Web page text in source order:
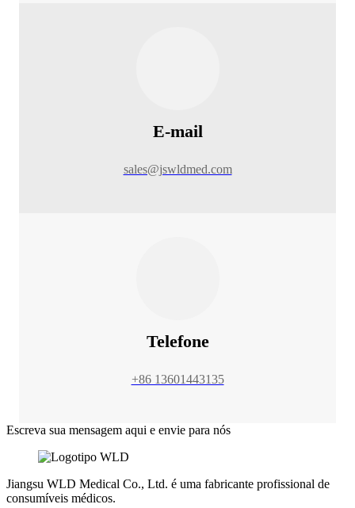
E-mail
sales@jswldmed.com
Telefone
+86 13601443135
Escreva sua mensagem aqui e envie para nós
Jiangsu WLD Medical Co., Ltd. é uma fabricante profissional de
consumíveis médicos.